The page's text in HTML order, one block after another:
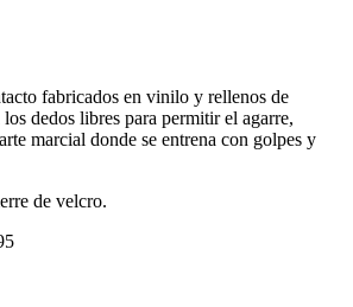
fabricados en vinilo y rellenos de
dedos libres para permitir el agarre,
marcial donde se entrena con golpes y
de velcro.